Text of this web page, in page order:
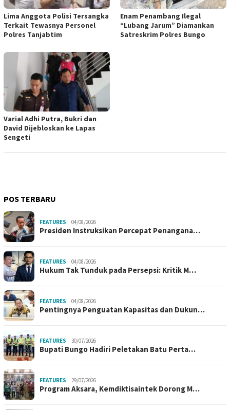
Lima Anggota Polisi Tersangka
Terkait Tewasnya Personel
Polres Tanjabtim
Enam Penambang Ilegal
“Lubang Jarum” Diamankan
Satreskrim Polres Bungo
Varial Adhi Putra, Bukri dan
David Dijebloskan ke Lapas
Sengeti
POS TERBARU
FEATURES 04/08/2026
Presiden Instruksikan Percepat Penangana…
FEATURES 04/08/2026
Hukum Tak Tunduk pada Persepsi: Kritik M…
FEATURES 04/08/2026
Pentingnya Penguatan Kapasitas dan Dukun…
FEATURES 30/07/2026
Bupati Bungo Hadiri Peletakan Batu Perta…
FEATURES 29/07/2026
Program Aksara, Kemdiktisaintek Dorong M…